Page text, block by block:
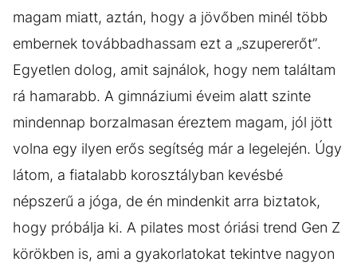
magam miatt, aztán, hogy a jövőben minél több
embernek továbbadhassam ezt a „szupererőt”.
Egyetlen dolog, amit sajnálok, hogy nem találtam
rá hamarabb. A gimnáziumi éveim alatt szinte
mindennap borzalmasan éreztem magam, jól jött
volna egy ilyen erős segítség már a legelején. Úgy
látom, a fiatalabb korosztályban kevésbé
népszerű a jóga, de én mindenkit arra biztatok,
hogy próbálja ki. A pilates most óriási trend Gen Z
körökben is, ami a gyakorlatokat tekintve nagyon